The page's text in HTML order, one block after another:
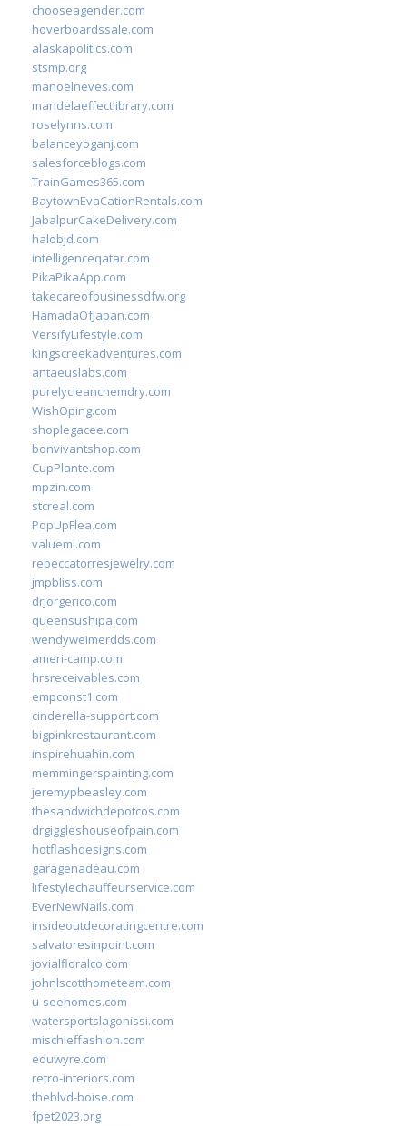
chooseagender.com
hoverboardssale.com
alaskapolitics.com
stsmp.org
manoelneves.com
mandelaeffectlibrary.com
roselynns.com
balanceyoganj.com
salesforceblogs.com
TrainGames365.com
BaytownEvaCationRentals.com
JabalpurCakeDelivery.com
halobjd.com
intelligenceqatar.com
PikaPikaApp.com
takecareofbusinessdfw.org
HamadaOfJapan.com
VersifyLifestyle.com
kingscreekadventures.com
antaeuslabs.com
purelycleanchemdry.com
WishOping.com
shoplegacee.com
bonvivantshop.com
CupPlante.com
mpzin.com
stcreal.com
PopUpFlea.com
valueml.com
rebeccatorresjewelry.com
jmpbliss.com
drjorgerico.com
queensushipa.com
wendyweimerdds.com
ameri-camp.com
hrsreceivables.com
empconst1.com
cinderella-support.com
bigpinkrestaurant.com
inspirehuahin.com
memmingerspainting.com
jeremypbeasley.com
thesandwichdepotcos.com
drgiggleshouseofpain.com
hotflashdesigns.com
garagenadeau.com
lifestylechauffeurservice.com
EverNewNails.com
insideoutdecoratingcentre.com
salvatoresinpoint.com
jovialfloralco.com
johnlscotthometeam.com
u-seehomes.com
watersportslagonissi.com
mischieffashion.com
eduwyre.com
retro-interiors.com
theblvd-boise.com
fpet2023.org